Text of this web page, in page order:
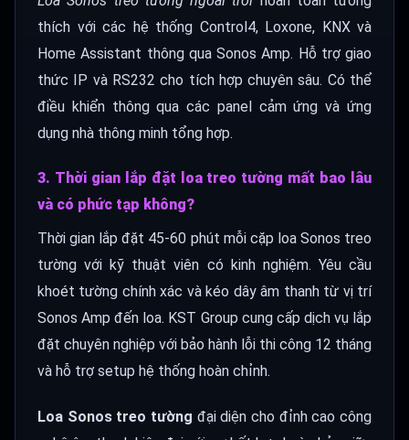
thích với các hệ thống Control4, Loxone, KNX và
Home Assistant thông qua Sonos Amp. Hỗ trợ giao
thức IP và RS232 cho tích hợp chuyên sâu. Có thể
điều khiển thông qua các panel cảm ứng và ứng
dụng nhà thông minh tổng hợp.
3. Thời gian lắp đặt loa treo tường mất bao lâu
và có phức tạp không?
Thời gian lắp đặt 45-60 phút mỗi cặp loa Sonos treo
tường với kỹ thuật viên có kinh nghiệm. Yêu cầu
khoét tường chính xác và kéo dây âm thanh từ vị trí
Sonos Amp đến loa. KST Group cung cấp dịch vụ lắp
đặt chuyên nghiệp với bảo hành lỗi thi công 12 tháng
và hỗ trợ setup hệ thống hoàn chỉnh.
Loa Sonos treo tường đại diện cho đỉnh cao công